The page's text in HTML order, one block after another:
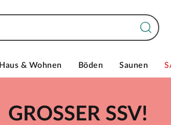
Haus & Wohnen Böden Saunen
GROSSER SSV!